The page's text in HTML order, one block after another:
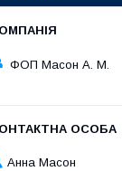
ФОП Масон А. М.
Анна Масон